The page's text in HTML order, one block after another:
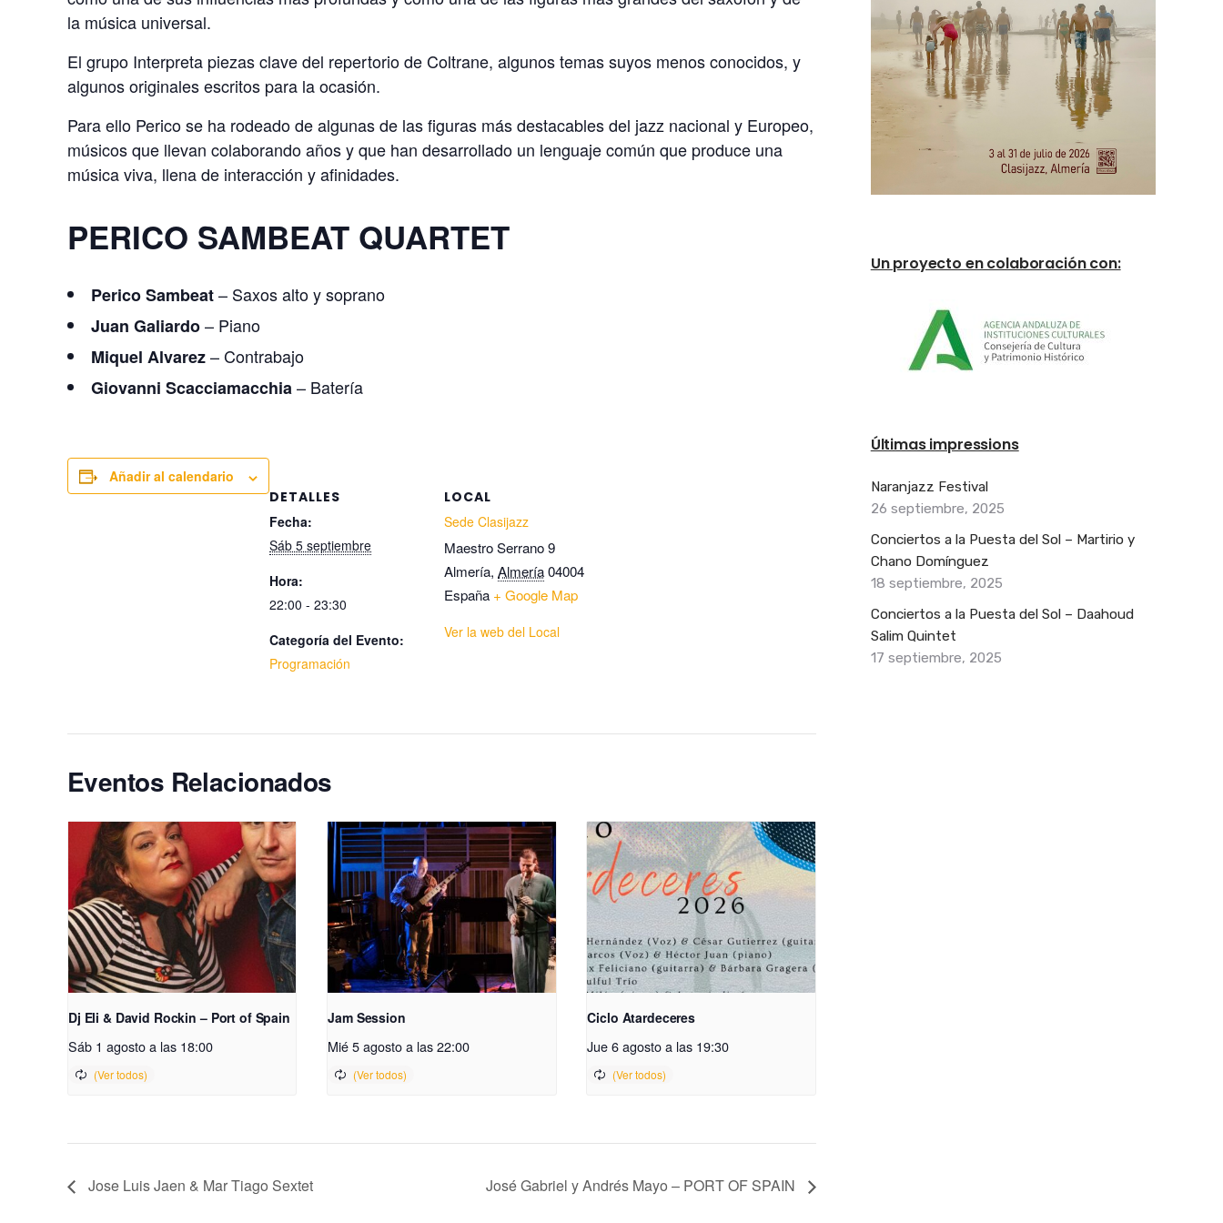
la música universal.
El grupo Interpreta piezas clave del repertorio de Coltrane, algunos temas suyos menos conocidos, y
algunos originales escritos para la ocasión.
Para ello Perico se ha rodeado de algunas de las figuras más destacables del jazz nacional y Europeo,
músicos que llevan colaborando años y que han desarrollado un lenguaje común que produce una
música viva, llena de interacción y afinidades.
PERICO SAMBEAT QUARTET
Perico Sambeat– Saxos alto y soprano
Juan Galiardo– Piano
Miquel Alvarez– Contrabajo
Giovanni Scacciamacchia– Batería
Añadir al calendario
DETALLES
Fecha:
Sáb 5 septiembre
Hora:
22:00 - 23:30
Categoría del Evento:
Programación
LOCAL
Sede Clasijazz
Maestro Serrano 9
Almería, Almería04004
España + Google Map
Ver la web del Local
Eventos Relacionados
Dj Eli & David Rockin – Port of Spain
Sáb 1 agosto a las 18:00
Jam Session
Mié 5 agosto a las 22:00
Ciclo Atardeceres
Jue 6 agosto a las 19:30
Jose Luis Jaen & Mar Tiago Sextet José Gabriel y Andrés Mayo – PORT OF SPAIN
Un proyecto en colaboración con:
Últimas impressions
Naranjazz Festival
26 septiembre, 2025
Conciertos a la Puesta del Sol – Martirio y
Chano Domínguez
18 septiembre, 2025
Conciertos a la Puesta del Sol – Daahoud
Salim Quintet
17 septiembre, 2025